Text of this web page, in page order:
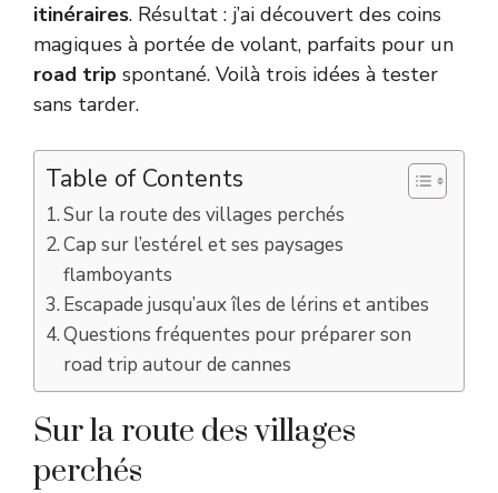
itinéraires. Résultat : j’ai découvert des coins
magiques à portée de volant, parfaits pour un
road trip spontané. Voilà trois idées à tester
sans tarder.
Table of Contents
Sur la route des villages perchés
Cap sur l’estérel et ses paysages
flamboyants
Escapade jusqu’aux îles de lérins et antibes
Questions fréquentes pour préparer son
road trip autour de cannes
Sur la route des villages
perchés